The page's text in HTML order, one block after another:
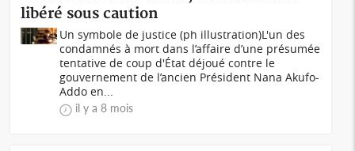
libéré sous caution
Un symbole de justice (ph illustration)L'un des
condamnés à mort dans l’affaire d’une présumée
tentative de coup d'État déjoué contre le
gouvernement de l’ancien Président Nana Akufo-
Addo en...
il y a 8 mois